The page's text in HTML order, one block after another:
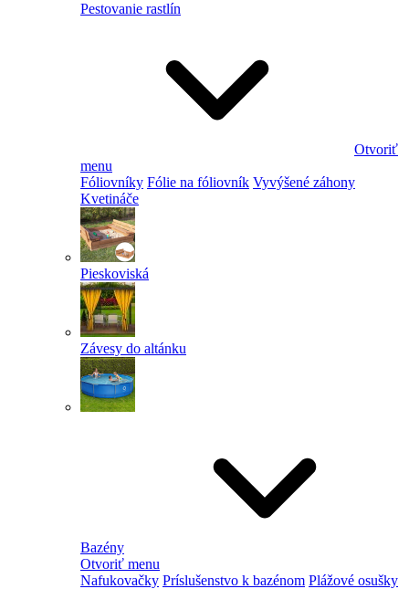
Pestovanie rastlín
Otvoriť
menu
Fóliovníky Fólie na fóliovník Vyvýšené záhony
Kvetináče
Pieskoviská
Závesy do altánku
Bazény
Otvoriť menu
Nafukovačky Príslušenstvo k bazénom Plážové osušky